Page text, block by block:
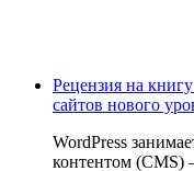
Рецензия на
сайтов нового
WordPress
контентом (CMS)